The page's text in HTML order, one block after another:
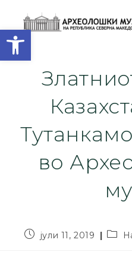
Open toolbar
во
јули 11, 2019